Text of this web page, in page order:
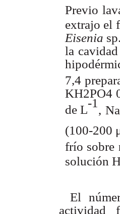
Previo
extrajo el
Eisenia sp.
la
7,4
KH2PO4
de L-1 , Na
(100-200
frío sobre
solución
El
actividad